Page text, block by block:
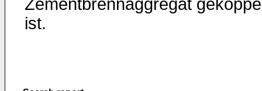
Zementbrennaggregat
ist.